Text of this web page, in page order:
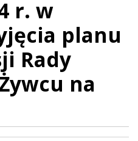
r. w
planu
Rady
na